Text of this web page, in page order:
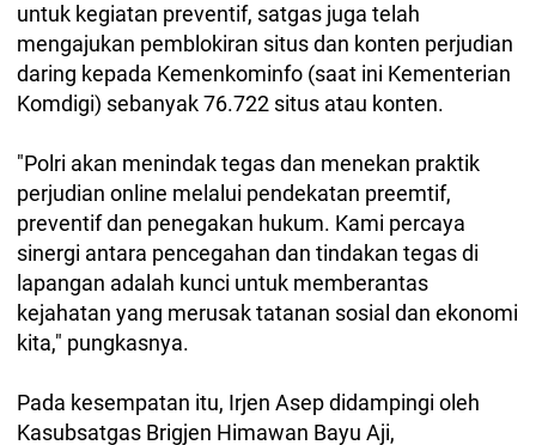
untuk kegiatan preventif, satgas juga telah
mengajukan pemblokiran situs dan konten perjudian
daring kepada Kemenkominfo (saat ini Kementerian
Komdigi) sebanyak 76.722 situs atau konten.
"Polri akan menindak tegas dan menekan praktik
perjudian online melalui pendekatan preemtif,
preventif dan penegakan hukum. Kami percaya
sinergi antara pencegahan dan tindakan tegas di
lapangan adalah kunci untuk memberantas
kejahatan yang merusak tatanan sosial dan ekonomi
kita," pungkasnya.
Pada kesempatan itu, Irjen Asep didampingi oleh
Kasubsatgas Brigjen Himawan Bayu Aji,